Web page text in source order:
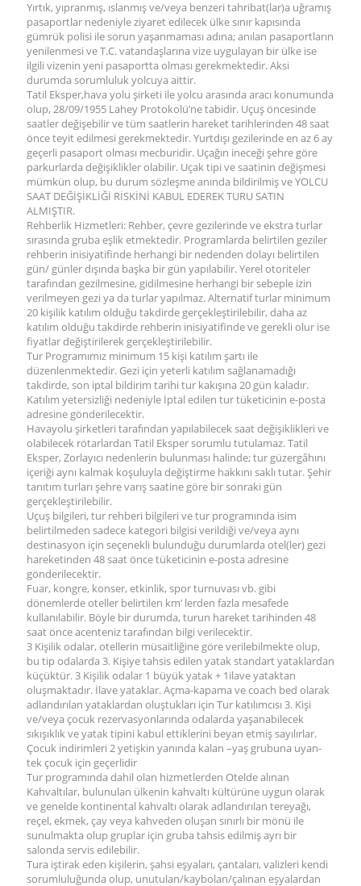
Yırtık, yıpranmış, ıslanmış ve/veya benzeri tahribat(lar)a uğramış
pasaportlar nedeniyle ziyaret edilecek ülke sınır kapısında
gümrük polisi ile sorun yaşanmaması adına; anılan pasaportların
yenilenmesi ve T.C. vatandaşlarına vize uygulayan bir ülke ise
ilgili vizenin yeni pasaportta olması gerekmektedir. Aksi
durumda sorumluluk yolcuya aittir.
Tatil Eksper,hava yolu şirketi ile yolcu arasında aracı konumunda
olup, 28/09/1955 Lahey Protokolü’ne tabidir. Uçuş öncesinde
saatler değişebilir ve tüm saatlerin hareket tarihlerinden 48 saat
önce teyit edilmesi gerekmektedir. Yurtdışı gezilerinde en az 6 ay
geçerli pasaport olması mecburidir. Uçağın ineceği şehre göre
parkurlarda değişiklikler olabilir. Uçak tipi ve saatinin değişmesi
mümkün olup, bu durum sözleşme anında bildirilmiş ve YOLCU
SAAT DEĞİŞİKLİĞİ RİSKİNİ KABUL EDEREK TURU SATIN
ALMIŞTIR.
Rehberlik Hizmetleri: Rehber, çevre gezilerinde ve ekstra turlar
sırasında gruba eşlik etmektedir. Programlarda belirtilen geziler
rehberin inisiyatifinde herhangi bir nedenden dolayı belirtilen
gün/ günler dışında başka bir gün yapılabilir. Yerel otoriteler
tarafından gezilmesine, gidilmesine herhangi bir sebeple izin
verilmeyen gezi ya da turlar yapılmaz. Alternatif turlar minimum
20 kişilik katılım olduğu takdirde gerçekleştirilebilir, daha az
katılım olduğu takdirde rehberin inisiyatifinde ve gerekli olur ise
fiyatlar değiştirilerek gerçekleştirilebilir.
Tur Programımız minimum 15 kişi katılım şartı ile
düzenlenmektedir. Gezi için yeterli katılım sağlanamadığı
takdirde, son iptal bildirim tarihi tur kakışına 20 gün kaladır.
Katılım yetersizliği nedeniyle İptal edilen tur tüketicinin e-posta
adresine gönderilecektir.
Havayolu şirketleri tarafından yapılabilecek saat değişiklikleri ve
olabilecek rötarlardan Tatil Eksper sorumlu tutulamaz. Tatil
Eksper, Zorlayıcı nedenlerin bulunması halinde; tur güzergâhını
içeriği aynı kalmak koşuluyla değiştirme hakkını saklı tutar. Şehir
tanıtım turları şehre varış saatine göre bir sonraki gün
gerçekleştirilebilir.
Uçuş bilgileri, tur rehberi bilgileri ve tur programında isim
belirtilmeden sadece kategori bilgisi verildiği ve/veya aynı
destinasyon için seçenekli bulunduğu durumlarda otel(ler) gezi
hareketinden 48 saat önce tüketicinin e-posta adresine
gönderilecektir.
Fuar, kongre, konser, etkinlik, spor turnuvası vb. gibi
dönemlerde oteller belirtilen km’ lerden fazla mesafede
kullanılabilir. Böyle bir durumda, turun hareket tarihinden 48
saat önce acenteniz tarafından bilgi verilecektir.
3 Kişilik odalar, otellerin müsaitliğine göre verilebilmekte olup,
bu tip odalarda 3. Kişiye tahsis edilen yatak standart yataklardan
küçüktür. 3 Kişilik odalar 1 büyük yatak + 1ilave yataktan
oluşmaktadır. İlave yataklar. Açma-kapama ve coach bed olarak
adlandırılan yataklardan oluştukları için Tur katılımcısı 3. Kişi
ve/veya çocuk rezervasyonlarında odalarda yaşanabilecek
sıkışıklık ve yatak tipini kabul ettiklerini beyan etmiş sayılırlar.
Çocuk indirimleri 2 yetişkin yanında kalan –yaş grubuna uyan-
tek çocuk için geçerlidir
Tur programında dahil olan hizmetlerden Otelde alınan
Kahvaltılar, bulunulan ülkenin kahvaltı kültürüne uygun olarak
ve genelde kontinental kahvaltı olarak adlandırılan tereyağı,
reçel, ekmek, çay veya kahveden oluşan sınırlı bir mönü ile
sunulmakta olup gruplar için gruba tahsis edilmiş ayrı bir
salonda servis edilebilir.
Tura iştirak eden kişilerin, şahsi eşyaları, çantaları, valizleri kendi
sorumluluğunda olup, unutulan/kaybolan/çalınan eşyalardan